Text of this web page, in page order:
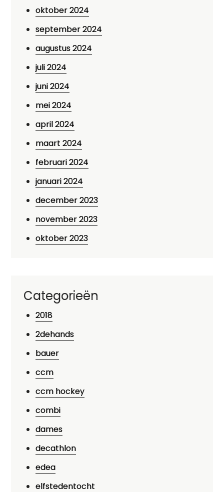
oktober 2024
september 2024
augustus 2024
juli 2024
juni 2024
mei 2024
april 2024
maart 2024
februari 2024
januari 2024
december 2023
november 2023
oktober 2023
Categorieën
2018
2dehands
bauer
ccm
ccm hockey
combi
dames
decathlon
edea
elfstedentocht